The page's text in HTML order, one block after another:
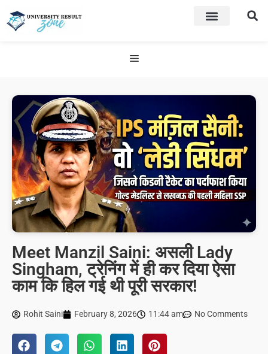
Meet Manzil Saini: असली Lady
Singham, ट्रेनिंग में ही कर दिया ऐसा
काम कि हिल गई थी पूरी सरकार!
Rohit Saini February 8, 2026 11:44 am No Comments